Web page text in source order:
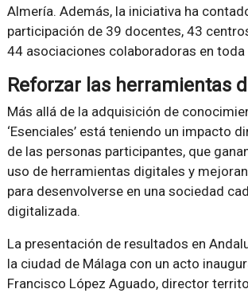
Almería. Además, la iniciativa ha
participación de 39 docentes, 43
44 asociaciones colaboradoras en toda
Reforzar las herramientas
Más allá de la adquisición de
‘Esenciales’ está teniendo un impacto
de las personas participantes, que
uso de herramientas digitales y
para desenvolverse en una sociedad
digitalizada.
La presentación de resultados en
la ciudad de Málaga con un acto
Francisco López Aguado, director